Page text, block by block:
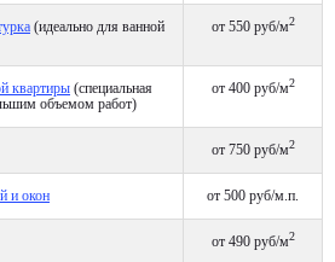
(идеально для ванной
от 550 руб/м2
квартиры (специальная
объемом работ)
от 400 руб/м2
от 750 руб/м2
и окон от 500 руб/м.п.
от 490 руб/м2